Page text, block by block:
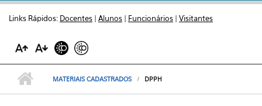
Links Rápidos: Docentes | Alunos | Funcionários | Visitantes
MATERIAIS CADASTRADOS DPPH